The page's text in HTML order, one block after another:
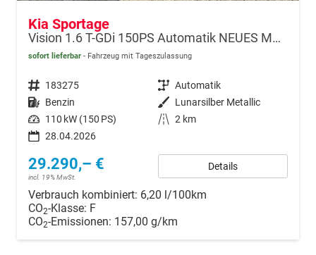
Kia Sportage
Vision 1.6 T-GDi 150PS Automatik NEUES MODELL MY26 FACELIFT Sitzheizung Lenkradheizung Klimaautomatik Navi Bluetooth Touchscreen Apple CarPlay Android Auto PDC v+h 17"LM Rückf.Kamera ACC 2x Keyless
sofort lieferbar Fahrzeug mit Tageszulassung
Fahrzeugnr. 183275 Getriebe Automatik
Kraftstoff Benzin Außenfarbe Lunarsilber Metallic
Leistung 110 kW (150 PS) Kilometerstand 2 km
28.04.2026
29.290,– €
incl. 19% MwSt.
Details
Verbrauch kombiniert: 6,20 l/100km
CO2-Klasse: F
CO2-Emissionen: 157,00 g/km